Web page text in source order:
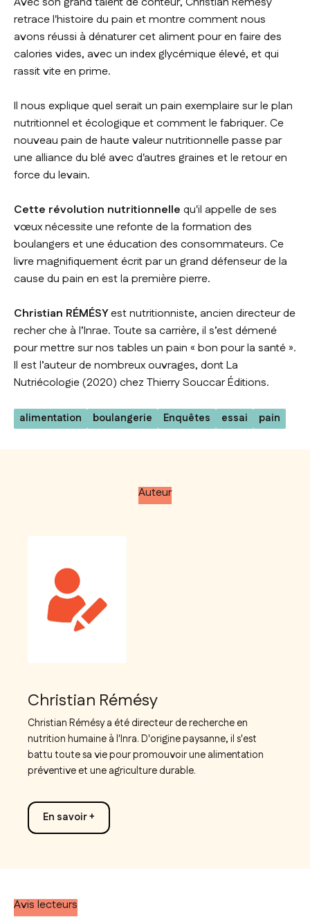
retrace l'histoire du pain et montre comment nous
avons réussi à dénaturer cet aliment pour en faire des
calories vides, avec un index glycémique élevé, et qui
rassit vite en prime.
Il nous explique quel serait un pain exemplaire sur le plan
nutritionnel et écologique et comment le fabriquer. Ce
nouveau pain de haute valeur nutritionnelle passe par
une alliance du blé avec d'autres graines et le retour en
force du levain.
Cette révolution nutritionnelle qu'il appelle de ses
vœux nécessite une refonte de la formation des
boulangers et une éducation des consommateurs. Ce
livre magnifiquement écrit par un grand défenseur de la
cause du pain en est la première pierre.
Christian RÉMÉSYest nutritionniste, ancien directeur de
recher che à l’Inrae. Toute sa carrière, il s’est démené
pour mettre sur nos tables un pain « bon pour la santé ».
Il est l’auteur de nombreux ouvrages, dontLa
Nutriécologie(2020) chez Thierry Souccar Éditions.
alimentation boulangerie Enquêtes essai pain
Auteur
Christian Rémésy
Christian Rémésy a été directeur de recherche en
nutrition humaine à l'Inra. D'origine paysanne, il s'est
battu toute sa vie pour promouvoir une alimentation
préventive et une agriculture durable.
En savoir +
Avis lecteurs